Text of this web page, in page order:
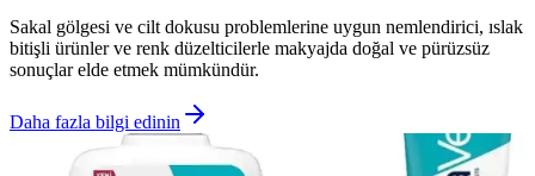
Sakal gölgesi ve cilt dokusu problemlerine uygun nemlendirici, ıslak
bitişli ürünler ve renk düzelticilerle makyajda doğal ve pürüzsüz
sonuçlar elde etmek mümkündür.
Daha fazla bilgi edinin